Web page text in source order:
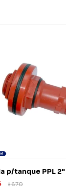
p/tanque PPL 2"
$670